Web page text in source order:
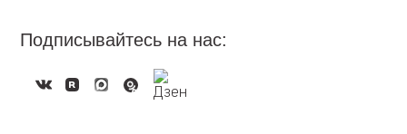
Подписывайтесь на нас: